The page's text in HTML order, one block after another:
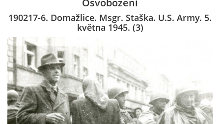
OSOBNOSTI
OSTATNÍ
ODKAZY
O NÁS
Osvobození
190217-6. Domažlice. Msgr. Staška. U.S. Army. 5.
května 1945. (3)